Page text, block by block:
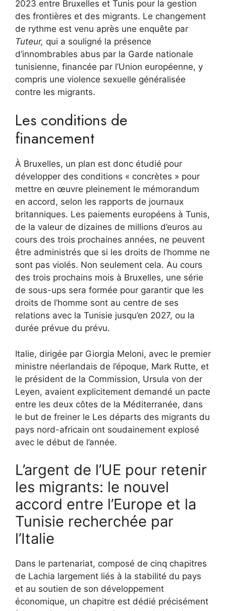
2023 entre Bruxelles et Tunis pour la gestion
des frontières et des migrants. Le changement
de rythme est venu après une enquête par
Tuteur, qui a souligné la présence
d’innombrables abus par la Garde nationale
tunisienne, financée par l’Union européenne, y
compris une violence sexuelle généralisée
contre les migrants.
Les conditions de
financement
À Bruxelles, un plan est donc étudié pour
développer des conditions « concrètes » pour
mettre en œuvre pleinement le mémorandum
en accord, selon les rapports de journaux
britanniques. Les paiements européens à Tunis,
de la valeur de dizaines de millions d’euros au
cours des trois prochaines années, ne peuvent
être administrés que si les droits de l’homme ne
sont pas violés. Non seulement cela. Au cours
des trois prochains mois à Bruxelles, une série
de sous-ups sera formée pour garantir que les
droits de l’homme sont au centre de ses
relations avec la Tunisie jusqu’en 2027, ou la
durée prévue du prévu.
Italie, dirigée par Giorgia Meloni, avec le premier
ministre néerlandais de l’époque, Mark Rutte, et
le président de la Commission, Ursula von der
Leyen, avaient explicitement demandé un pacte
entre les deux côtes de la Méditerranée, dans
le but de freiner le Les départs des migrants du
pays nord-africain ont soudainement explosé
avec le début de l’année.
L’argent de l’UE pour retenir
les migrants: le nouvel
accord entre l’Europe et la
Tunisie recherchée par
l’Italie
Dans le partenariat, composé de cinq chapitres
de Lachia largement liés à la stabilité du pays
et au soutien de son développement
économique, un chapitre est dédié précisément